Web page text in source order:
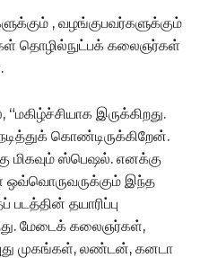
, வழங்குபவர்களுக்கும்
தொழில்நுட்பக் கலைஞர்கள்
“மகிழ்ச்சியாக இருக்கிறது.
கொண்டிருக்கிறேன்.
மிகவும் ஸ்பெஷல். எனக்கு
ஒவ்வொருவருக்கும் இந்த
தயாரிப்பு
மேடைக் கலைஞர்கள்,
முகங்கள், லண்டன், கனடா